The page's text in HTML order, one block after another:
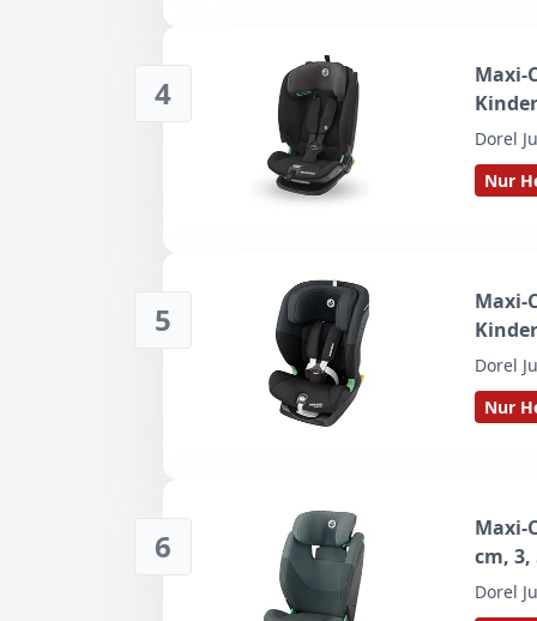
4
Maxi-
G-
Dorel
Nur
5
Maxi-
Dorel
Nur
6
Maxi-
cm, 3,
CELL
Dorel